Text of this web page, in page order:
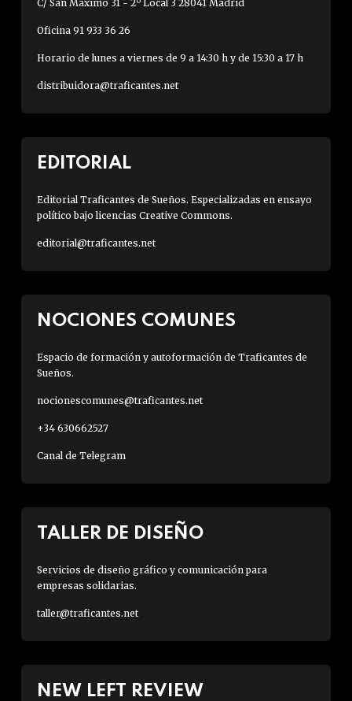
C/ San Máximo 31 - 2º Local 3 28041 Madrid
Oficina 91 933 36 26
Horario de lunes a viernes de 9 a 14:30 h y de 15:30 a 17 h
distribuidora@traficantes.net
EDITORIAL
Editorial Traficantes de Sueños. Especializadas en ensayo
político bajo licencias Creative Commons.
editorial@traficantes.net
NOCIONES COMUNES
Espacio de formación y autoformación de Traficantes de
Sueños.
nocionescomunes@traficantes.net
+34 630662527
Canal de Telegram
TALLER DE DISEÑO
Servicios de diseño gráfico y comunicación para
empresas solidarias.
taller@traficantes.net
NEW LEFT REVIEW